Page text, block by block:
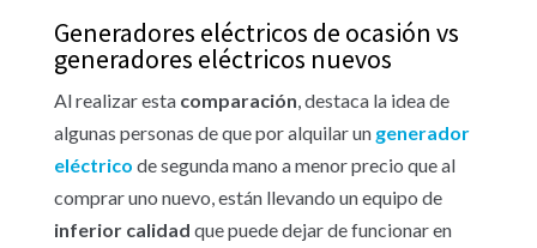
Generadores eléctricos de ocasión vs
generadores eléctricos nuevos
Al realizar esta comparación , destaca la idea de
algunas personas de que por alquilar un generador
eléctrico de segunda mano a menor precio que al
comprar uno nuevo, están llevando un equipo de
inferior calidad que puede dejar de funcionar en